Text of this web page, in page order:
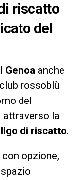
riscatto
del
Genoaanche
rossoblù
del
, attraverso la
di riscatto.
opzione,